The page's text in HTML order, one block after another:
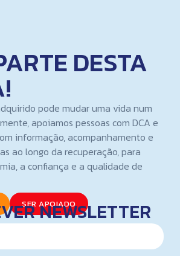
DESTA
pode mudar uma vida num
apoiamos pessoas com DCA e
informação, acompanhamento e
ao longo da recuperação, para
a confiança e a qualidade de
SER APOIADO
NEWSLETTER